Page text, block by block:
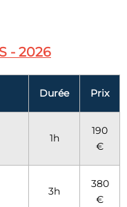
- 2026
Durée Prix
1h
190
€
3h
380
€